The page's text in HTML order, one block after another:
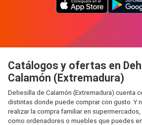
Catálogos y ofertas en
Calamón (Extremadura)
Dehesilla de Calamón (Extremadura) cuenta
distintas donde puede comprar con gusto. Y
realizar la compra familiar en
como ordenadores o muebles que puedes